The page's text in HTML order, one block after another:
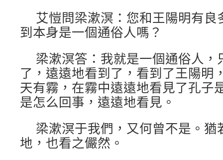
艾愷問梁漱溟：您和王陽明有
到本身是一個通俗人嗎？
梁漱溟答：我就是一個通俗人，
了，遠遠地看到了，看到了王陽明
天有霧，在霧中遠遠地看見了孔子
是怎么回事，遠遠地看見。
梁漱溟于我們，又何曾不是。猶
地，也看之儼然。